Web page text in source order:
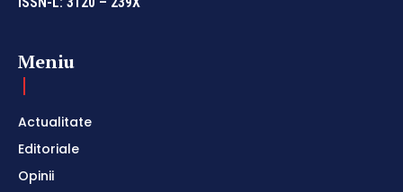
Meniu
Actualitate
Editoriale
Opinii